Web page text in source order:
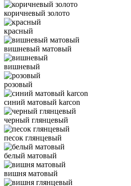
коричневый золото
красный
вишневый матовый
вишневый
розовый
синий матовый karcon
черный глянцевый
песок глянцевый
белый матовый
вишня матовый